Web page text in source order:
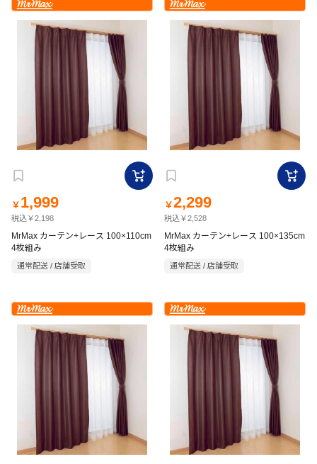
￥ 1,999
税込￥2,198
MrMax カーテン+レース 100×110cm
4枚組み
通常配送 / 店舗受取
￥2,299
税込￥2,528
MrMax カーテン+レース 100×135cm
4枚組み
通常配送 / 店舗受取